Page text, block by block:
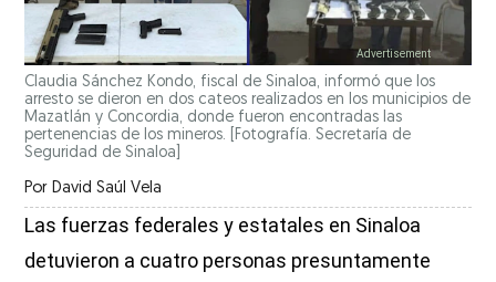
Claudia Sánchez Kondo, fiscal de Sinaloa, informó que los
arresto se dieron en dos cateos realizados en los municipios de
Mazatlán y Concordia, donde fueron encontradas las
pertenencias de los mineros. [Fotografía. Secretaría de
Seguridad de Sinaloa]
Por David Saúl Vela
Las fuerzas federales y estatales en Sinaloa
detuvieron a cuatro personas presuntamente